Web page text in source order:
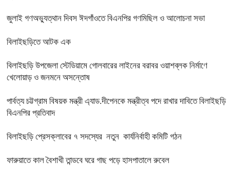
জুলাই গণঅভ্যুত্থান দিবস ঈদগাঁওতে বিএনপির গণমিছিল ও আলোচনা সভা
বিলাইছড়িতে আটক এক
বিলাইছড়ি উপজেলা স্টেডিয়ামে গোলবারের লাইনের বরাবর ওয়াশব্লক নির্মাণে
খেলোয়াড় ও জনমনে অসন্তোষ
পার্বত্য চট্টগ্রাম বিষয়ক মন্ত্রী এ্যাড.দীপেনকে মন্ত্রীত্ব পদে রাখার দাবিতে বিলাইছড়ি
বিএনপির প্রতিবাদ
বিলাইছড়ি প্রেসক্লাবের ৭ সদস্যের নতুন কার্যনির্বাহী কমিটি গঠন
ফারুয়াতে কাল বৈশাখী তান্ডবে ঘরে গাছ পড়ে হাসপাতালে রুবেল